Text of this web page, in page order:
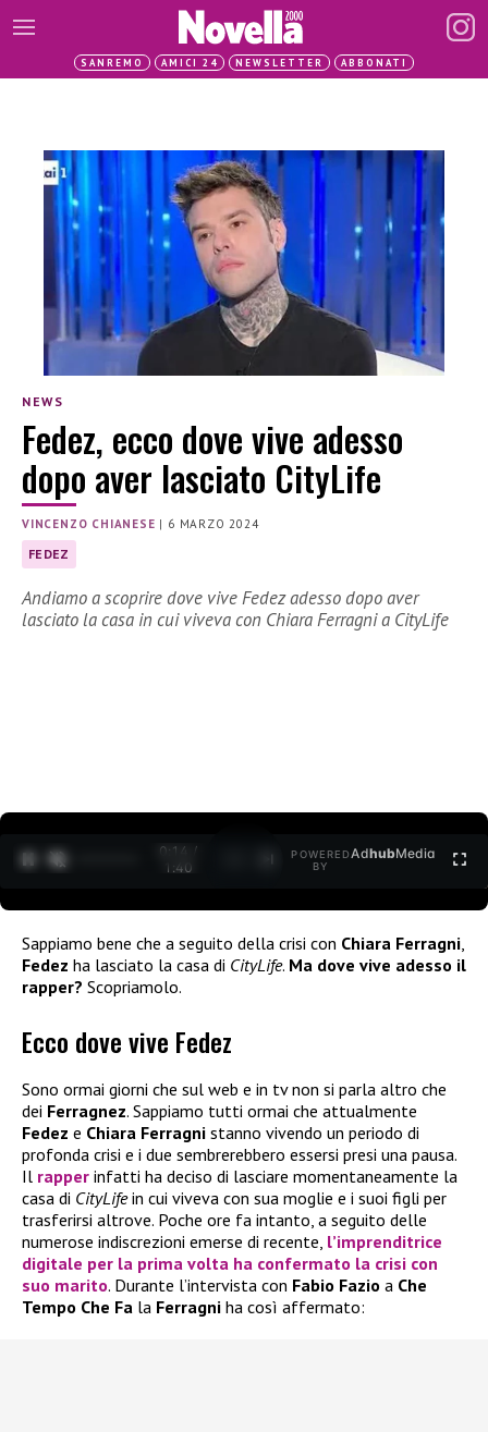
SANREMO AMICI 24 NEWSLETTER ABBONATI
NEWS
Fedez, ecco dove vive adesso
dopo aver lasciato CityLife
VINCENZO CHIANESE | 6 MARZO 2024
FEDEZ
Andiamo a scoprire dove vive Fedez adesso dopo aver
lasciato la casa in cui viveva con Chiara Ferragni a CityLife
0:15 /
1:40
POWERED
BY
AdhubMedia
Sappiamo bene che a seguito della crisi con Chiara Ferragni
Fedez ha lasciato la casa di CityLife. Ma dove vive adesso il
rapper? Scopriamolo.
Ecco dove vive Fedez
Sono ormai giorni che sul web e in tv non si parla altro che
dei Ferragnez. Sappiamo tutti ormai che attualmente
Fedez e Chiara Ferragni stanno vivendo un periodo di
profonda crisi e i due sembrerebbero essersi presi una pausa.
Il rapper infatti ha deciso di lasciare momentaneamente la
casa di CityLifein cui viveva con sua moglie e i suoi figli per
trasferirsi altrove. Poche ore fa intanto, a seguito delle
numerose indiscrezioni emerse di recente, l’imprenditrice
digitale per la prima volta ha confermato la crisi con
suo marito. Durante l’intervista con Fabio Fazio a Che
Tempo Che Fa la Ferragni ha così affermato: